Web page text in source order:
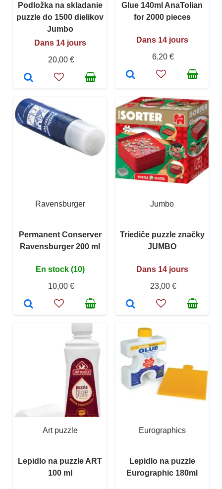
Podložka na skladanie
puzzle do 1500 dielikov
Jumbo
Dans 14 jours
20,00 €
Glue 140ml AnaTolian
for 2000 pieces
Dans 14 jours
6,20 €
Ravensburger
Permanent Conserver
Ravensburger 200 ml
En stock (10)
10,00 €
Jumbo
Triediče puzzle značky
JUMBO
Dans 14 jours
23,00 €
Art puzzle
Lepidlo na puzzle ART
100 ml
Eurographics
Lepidlo na puzzle
Eurographic 180ml